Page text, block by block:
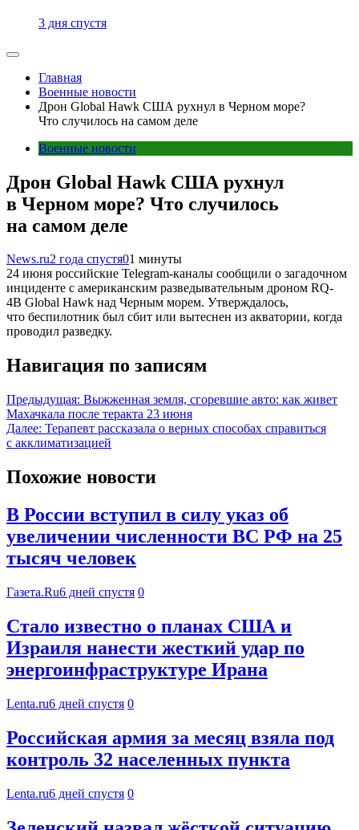
3 дня спустя
Главная
Военные новости
Дрон Global Hawk США рухнул в Черном море?
Что случилось на самом деле
Военные новости
Дрон Global Hawk США рухнул
в Черном море? Что случилось
на самом деле
News.ru2 года спустя01 минуты
24 июня российские Telegram-каналы сообщили о загадочном
инциденте с американским разведывательным дроном RQ-
4B Global Hawk над Черным морем. Утверждалось,
что беспилотник был сбит или вытеснен из акватории, когда
проводил разведку.
Навигация по записям
Предыдущая: Выжженная земля, сгоревшие авто: как живет
Махачкала после теракта 23 июня
Далее: Терапевт рассказала о верных способах справиться
с акклиматизацией
Похожие новости
В России вступил в силу указ об
увеличении численности ВС РФ на 25
тысяч человек
Газета.Ru6 дней спустя 0
Стало известно о планах США и
Израиля нанести жесткий удар по
энергоинфраструктуре Ирана
Lenta.ru6 дней спустя 0
Российская армия за месяц взяла под
контроль 32 населенных пункта
Lenta.ru6 дней спустя 0